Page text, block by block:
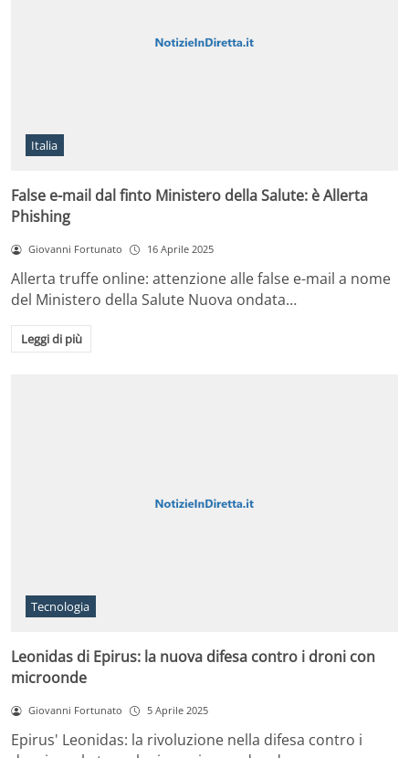
Italia
False e-mail dal finto Ministero della Salute: è Allerta
Phishing
Giovanni Fortunato 16 Aprile 2025
Allerta truffe online: attenzione alle false e-mail a nome
del Ministero della Salute Nuova ondata…
Leggi di più
Tecnologia
Leonidas di Epirus: la nuova difesa contro i droni con
microonde
Giovanni Fortunato 5 Aprile 2025
Epirus' Leonidas: la rivoluzione nella difesa contro i